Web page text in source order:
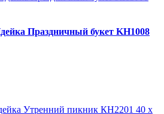
Праздничный букет KH1008